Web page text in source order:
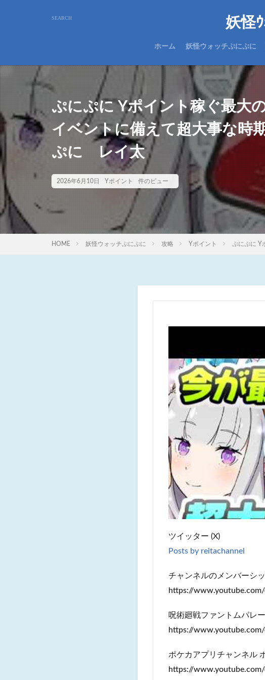
妖怪
ホーム 妖怪ウォッチぷにぷに
ぷにぷに Yポイント稼ぐ最大
イベントに備えて超大事な
ぷに レイ太
2026年6月10日 Yポイント 件のビュー
HOME 妖怪ウォッチぷにぷに 攻略 Yポイント ぷにぷに Y
ツイッター (X)
Posts by reitachannel
チャンネルのメンバーシ
https://
呪術廻戦ファントムパレ
https://
ポケカアプリチャンネル
https://